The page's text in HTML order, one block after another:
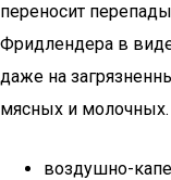
переносит
Фридлендера в
даже на
мясных и молочных.
воздушно-